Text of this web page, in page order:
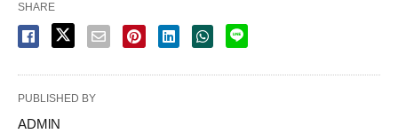
SHARE
PUBLISHED BY
ADMlN